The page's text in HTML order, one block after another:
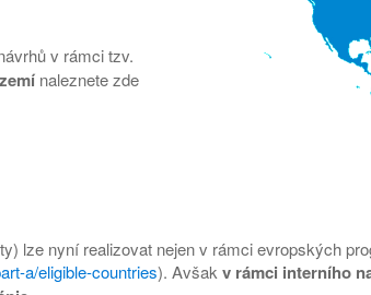
v rámci tzv.
naleznetezde
lze nyní realizovat nejen v rámci evropských
a/eligible-countries). Avšak v rámci interního